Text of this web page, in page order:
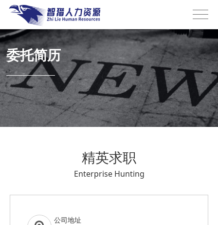
委托简历
精英求职
Enterprise Hunting
公司地址